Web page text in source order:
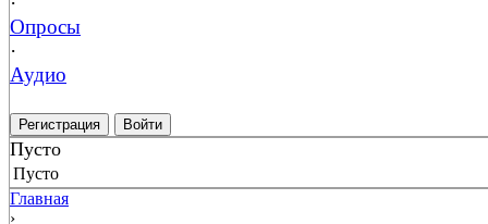
Опросы
·
Аудио
Регистрация Войти
Пусто
Пусто
Главная
›